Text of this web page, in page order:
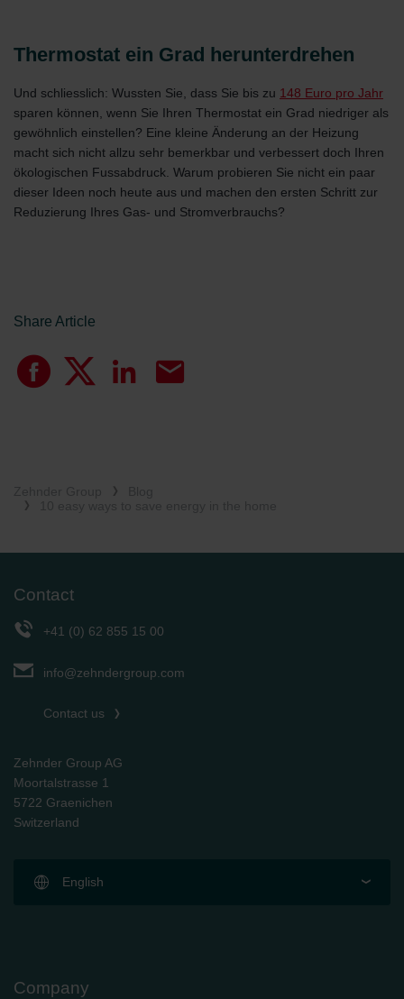
Thermostat ein Grad herunterdrehen
Und schliesslich: Wussten Sie, dass Sie bis zu 148 Euro pro Jahr
sparen können, wenn Sie Ihren Thermostat ein Grad niedriger als
gewöhnlich einstellen? Eine kleine Änderung an der Heizung
macht sich nicht allzu sehr bemerkbar und verbessert doch Ihren
ökologischen Fussabdruck. Warum probieren Sie nicht ein paar
dieser Ideen noch heute aus und machen den ersten Schritt zur
Reduzierung Ihres Gas- und Stromverbrauchs?
Share Article
Contact
+41 (0) 62 855 15 00
info@zehndergroup.com
Contact us
Zehnder Group AG
Moortalstrasse 1
5722 Graenichen
Switzerland
English
Company